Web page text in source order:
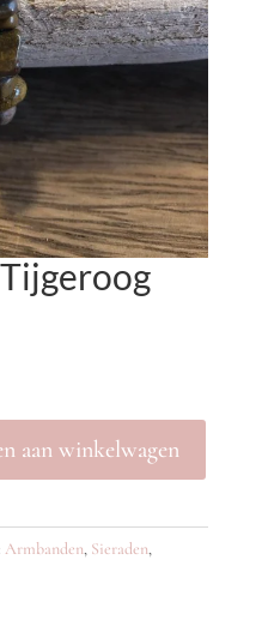
aan winkelwagen
Armbanden, Sieraden,